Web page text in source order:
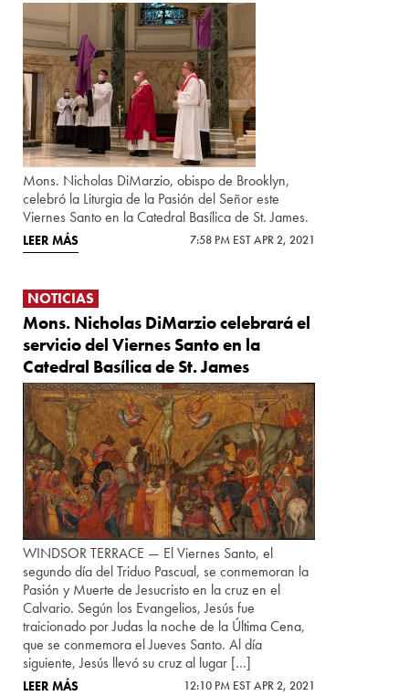
Mons. Nicholas DiMarzio, obispo de Brooklyn,
celebró la Liturgia de la Pasión del Señor este
Viernes Santo en la Catedral Basílica de St. James.
LEER MÁS 7:58 PM EST APR 2, 2021
NOTICIAS
Mons. Nicholas DiMarzio celebrará el
servicio del Viernes Santo en la
Catedral Basílica de St. James
WINDSOR TERRACE — El Viernes Santo, el
segundo día del Triduo Pascual, se conmemoran la
Pasión y Muerte de Jesucristo en la cruz en el
Calvario. Según los Evangelios, Jesús fue
traicionado por Judas la noche de la Última Cena,
que se conmemora el Jueves Santo. Al día
siguiente, Jesús llevó su cruz al lugar […]
LEER MÁS 12:10 PM EST APR 2, 2021